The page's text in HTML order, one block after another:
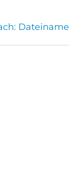
Dateiname